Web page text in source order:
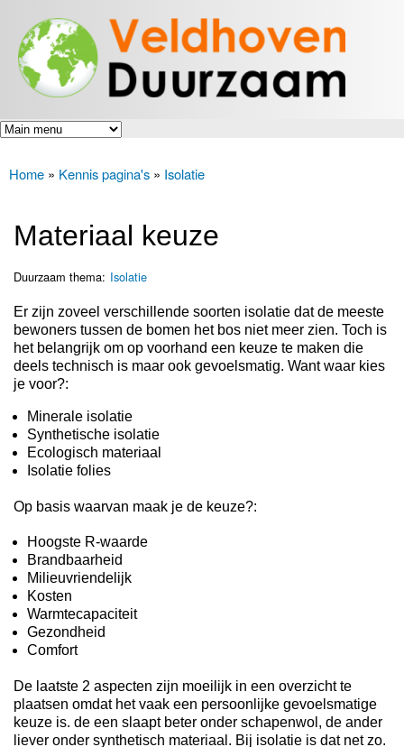
en naar
de inhoud
gaan
Veldhoven
Duurzaam
Energiek
naar de
toekomst
U bent hier
Home » Kennis pagina's » Isolatie
Materiaal keuze
Duurzaam thema: Isolatie
Er zijn zoveel verschillende soorten isolatie dat de meeste
bewoners tussen de bomen het bos niet meer zien. Toch is
het belangrijk om op voorhand een keuze te maken die
deels technisch is maar ook gevoelsmatig. Want waar kies
je voor?:
Minerale isolatie
Synthetische isolatie
Ecologisch materiaal
Isolatie folies
Op basis waarvan maak je de keuze?:
Hoogste R-waarde
Brandbaarheid
Milieuvriendelijk
Kosten
Warmtecapaciteit
Gezondheid
Comfort
De laatste 2 aspecten zijn moeilijk in een overzicht te
plaatsen omdat het vaak een persoonlijke gevoelsmatige
keuze is. de een slaapt beter onder schapenwol, de ander
liever onder synthetisch materiaal. Bij isolatie is dat net zo.